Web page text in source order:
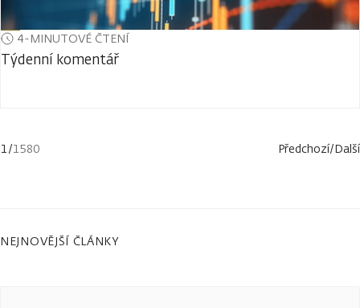
4-MINUTOVÉ ČTENÍ
Týdenní komentář
1/1580 Předchozí/Další
NEJNOVĚJŠÍ ČLÁNKY